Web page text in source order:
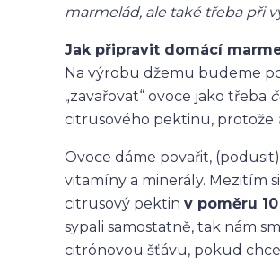
marmelád, ale také třeba při
Jak připravit domácí
Na výrobu džemu budeme
„zavařovat“ ovoce jako třeba
citrusového pektinu, protože
Ovoce dáme povařit,
vitamíny a minerály. Mezitím
citrusový pektin v poměru
sypali samostatně, tak nám
citrónovou šťávu, pokud